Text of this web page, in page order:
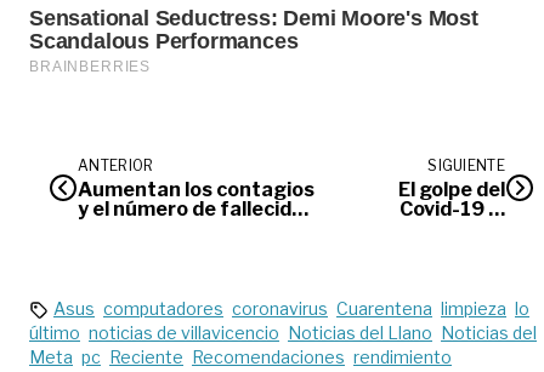
ANTERIOR
Aumentan los contagios
y el número de fallecidos
SIGUIENTE
El golpe del
Covid-19 al
Asus computadores coronavirus Cuarentena limpieza lo
último noticias de villavicencio Noticias del Llano Noticias del
Meta pc Reciente Recomendaciones rendimiento